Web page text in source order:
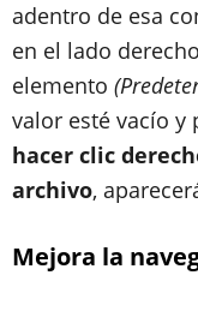
adentro de esa
en el lado
elemento
valor esté vacío y
hacer clic
archivo,
Mejora la